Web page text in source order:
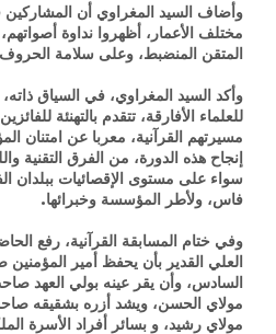
وأضاف السيد المغراوي أن المشاركين
مختلف الأعمار، أظهروا نداوة
المتقن المنضبط، وعلى سلامة
وأكد السيد المغراوي، في السياق
للعلماء الأفارقة، تتقدم بالتهنئة
مسيرتهم القرآنية، معربا عن
إنجاح هذه الدورة، من الفرق التقنية
سواء على مستوى الإقصائيات ببلدان
فاس، ولأطر المؤسسة وخبرائها.
وفي ختام المسابقة القرآنية، رفع
العلي القدير بأن يحفظ أمير
السادس، وأن يقر عينه بولي العهد
مولاي الحسن، ويشد أزره بشقيقه
مولاي رشيد، و بسائر أفراد الأسرة